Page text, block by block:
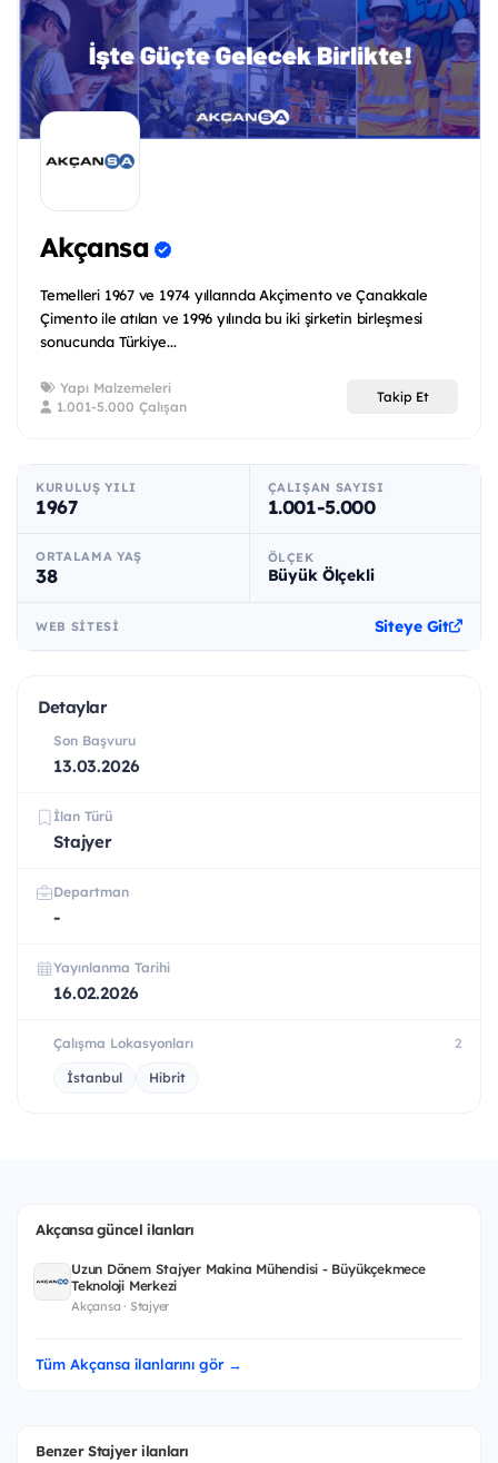
Akçansa
Temelleri 1967 ve 1974 yıllarında Akçimento ve Çanakkale
Çimento ile atılan ve 1996 yılında bu iki şirketin birleşmesi
sonucunda Türkiye...
Yapı Malzemeleri
1.001-5.000 Çalışan
Takip Et
KURULUŞ YILI
1967
ÇALIŞAN SAYISI
1.001-5.000
ORTALAMA YAŞ
38
ÖLÇEK
Büyük Ölçekli
WEB SITESI Siteye Git
Detaylar
Son Başvuru
13.03.2026
İlan Türü
Stajyer
Departman
-
Yayınlanma Tarihi
16.02.2026
Çalışma Lokasyonları 2
İstanbul Hibrit
Akçansa güncel ilanları
Uzun Dönem Stajyer Makina Mühendisi - Büyükçekmece
Teknoloji Merkezi
Akçansa · Stajyer
Tüm Akçansa ilanlarını gör →
Benzer Stajyer ilanları